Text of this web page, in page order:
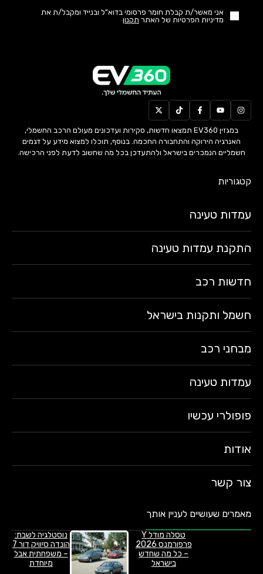
אני מאשר/ת קבלת חומר פרסומי בדוא"ל ובנייד ומקבל/ת את
מדיניות הפרטיות של האתר תקנון
במגזין EV360 תמצאו חדשות, סקירות ועדכונים מעולם הרכב החשמלי,
האנרגיה הירוקה והתחבורה החכמה. בנוסף, תוכלו למצוא מידע על דגמים
חשמליים הנמכרים בישראל ולהתעדכן בכל מה שחשוב לדעת לפני הרכישה.
קטגוריות
עמדות טעינה
התקנת עמדות טעינה
חדשות רכב
חשמל ותקנות בישראל
מבחני רכב
עמדות טעינה
פופולרי עכשיו
אודות
צור קשר
מאמרים שעושיים לעניין אותך
טסלה מודל Y
פרפורמנס 2026
– כל מה שחדש
בישראל
נוסטלגיה לשבת:
הונדה סיוויק דור 7
– משפחתית אבל
מיוחדת